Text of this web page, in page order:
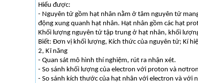
Hiểu được:
- Nguyên tử gồm hạt nhân nằm ở tâm nguyên tử
động xung quanh hạt nhân. Hạt nhân gồm các hạt
Khối lượng nguyên tử tập trung ở hạt nhân, khối
Biết: Đơn vị khối lượng, Kích thức của nguyên tử; Kí
2, Kĩ năng
- Quan sát mô hình thí nghiệm, rút ra nhận xét.
- So sánh khối lượng của electron với proton và
- So sánh kích thước của hạt nhân với electron và với